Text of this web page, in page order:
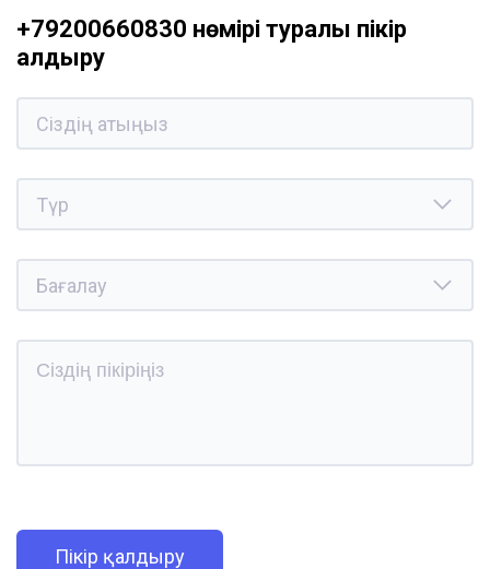
+79200660830 нөмірі туралы пікір
қалдыру
Пікір қалдыру